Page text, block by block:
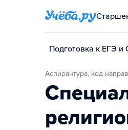
Подготовка к ЕГЭ и
Аспирантура, код